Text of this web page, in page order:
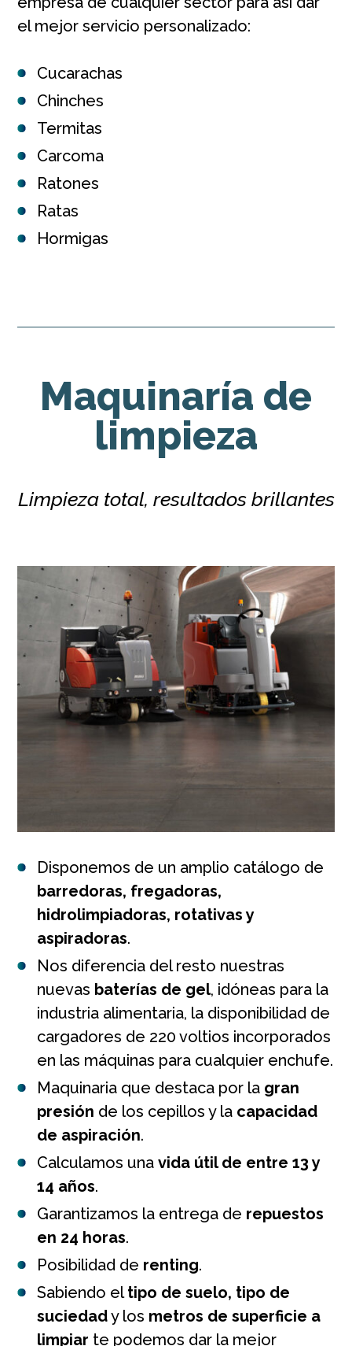
el mejor servicio personalizado:
Cucarachas
Chinches
Termitas
Carcoma
Ratones
Ratas
Hormigas
Maquinaría de
limpieza
Limpieza total, resultados brillantes
Disponemos de un amplio catálogo de
barredoras, fregadoras,
hidrolimpiadoras, rotativas y
aspiradoras.
Nos diferencia del resto nuestras
nuevas baterías de gel, idóneas para la
industria alimentaria, la disponibilidad de
cargadores de 220 voltios incorporados
en las máquinas para cualquier enchufe.
Maquinaria que destaca por la gran
presión de los cepillos y la capacidad
de aspiración.
Calculamos unavida útil de entre 13 y
14 años.
Garantizamos la entrega de repuestos
en 24 horas.
Posibilidad de renting.
Sabiendo eltipo de suelo, tipo de
suciedady los metros de superficie a
limpiar te podemos dar la mejor